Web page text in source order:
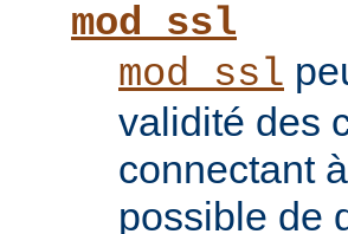
mod_ssl
mod_ssl
validité des
connectant
possible de